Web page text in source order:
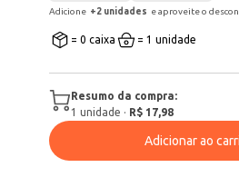
Adicione +2 unidades e aproveite o
= 0 caixa = 1 unidade
Resumo da compra:
1 unidade · R$ 17,98
Adicionar ao